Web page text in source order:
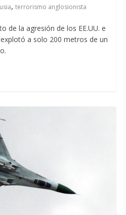
, terrorismo anglosionista
de la agresión de los EE.UU. e
a solo 200 metros de un